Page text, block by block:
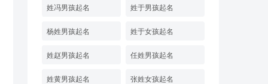
姓冯男孩起名 姓于男孩起名
杨姓男孩起名 姓于女孩起名
姓赵男孩起名 任姓男孩起名
姓黄男孩起名 张姓女孩起名